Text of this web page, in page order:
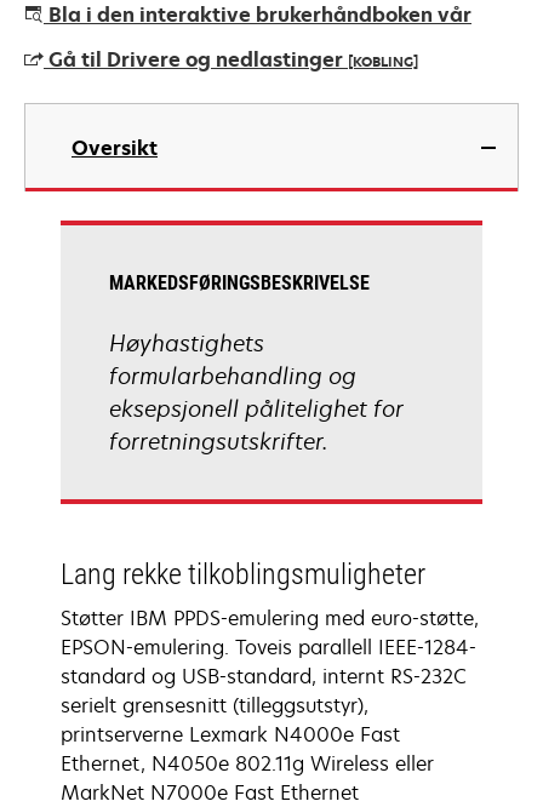
Bla i den interaktive brukerhåndboken vår
Gå til Drivere og nedlastinger [KOBLING]
opens
new
Oversikt
MARKEDSFØRINGSBESKRIVELSE
Høyhastighets
formularbehandling og
eksepsjonell pålitelighet for
forretningsutskrifter.
Lang rekke tilkoblingsmuligheter
Støtter IBM PPDS-emulering med euro-støtte,
EPSON-emulering. Toveis parallell IEEE-1284-
standard og USB-standard, internt RS-232C
serielt grensesnitt (tilleggsutstyr),
printserverne Lexmark N4000e Fast
Ethernet, N4050e 802.11g Wireless eller
MarkNet N7000e Fast Ethernet